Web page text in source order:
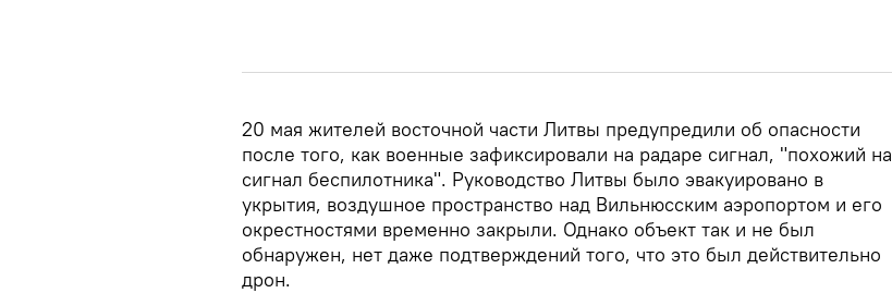
20 мая жителей восточной части Литвы предупредили об опасности
после того, как военные зафиксировали на радаре сигнал, "похожий на
сигнал беспилотника". Руководство Литвы было эвакуировано в
укрытия, воздушное пространство над Вильнюсским аэропортом и его
окрестностями временно закрыли. Однако объект так и не был
обнаружен, нет даже подтверждений того, что это был действительно
дрон.